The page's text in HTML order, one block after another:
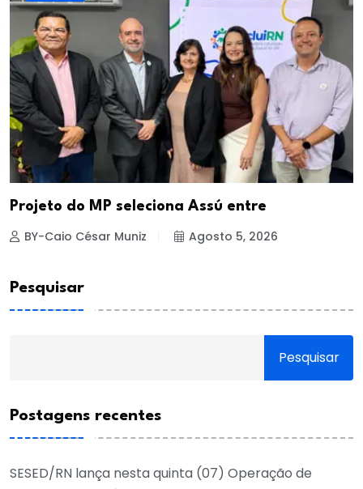
Projeto do MP seleciona Assú entre
BY-Caio César Muniz Agosto 5, 2026
Pesquisar
Pesquisar
Postagens recentes
SESED/RN lança nesta quinta (07) Operação de